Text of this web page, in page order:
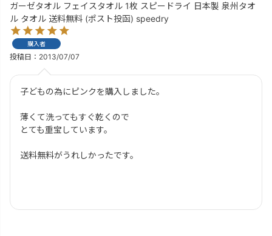
ガーゼタオル フェイスタオル 1枚 スピードライ 日本製 泉州タオ
ル タオル 送料無料 (ポスト投函) speedry
購入者
投稿日 2013/07/07
子どもの為にピンクを購入しました。
薄くて洗ってもすぐ乾くので
とても重宝しています。
送料無料がうれしかったです。